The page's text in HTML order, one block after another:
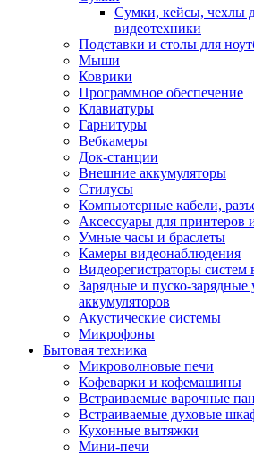
Сумки, кейсы, чехлы
видеотехники
Подставки и столы для
Мыши
Коврики
Программное обеспечение
Клавиатуры
Гарнитуры
Вебкамеры
Док-станции
Внешние аккумуляторы
Стилусы
Компьютерные кабели,
Аксессуары для
Умные часы и браслеты
Камеры видеонаблюдения
Видеорегистраторы систем
Зарядные и пуско-зарядные
аккумуляторов
Акустические системы
Микрофоны
Бытовая техника
Микроволновые печи
Кофеварки и кофемашины
Встраиваемые варочные
Встраиваемые духовые
Кухонные вытяжки
Мини-печи